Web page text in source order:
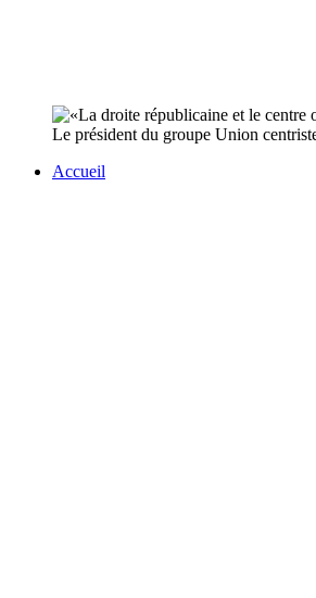
Le président du groupe Union
Accueil